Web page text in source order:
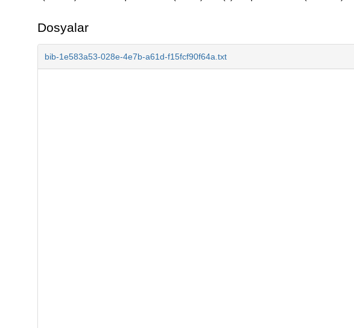
Dosyalar
bib-1e583a53-028e-4e7b-a61d-f15fcf90f64a.txt